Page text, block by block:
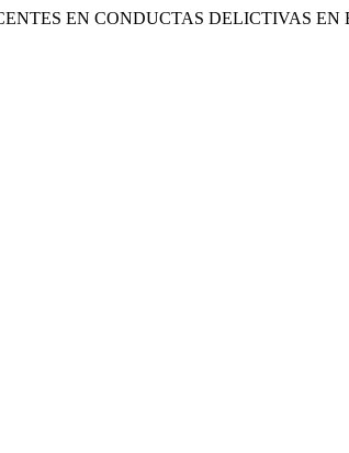
EN CONDUCTAS DELICTIVAS